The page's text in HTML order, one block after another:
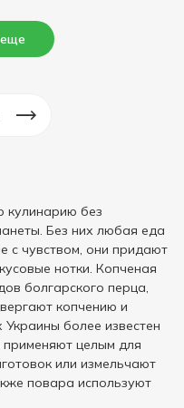
кулинарию без
Без них любая еда
с чувством, они придают
нотки. Копченая
болгарского перца,
копчению и
более известен
целым для
или измельчают
повара используют